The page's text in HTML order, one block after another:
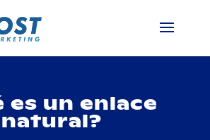
es un enlace
natural?